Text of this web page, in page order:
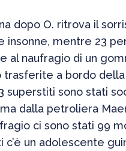
dopo O. ritrova il
insonne, mentre 23
al naufragio di un
trasferite a bordo della
superstiti sono stati
dalla petroliera
ci sono stati 99
c’è un adolescente